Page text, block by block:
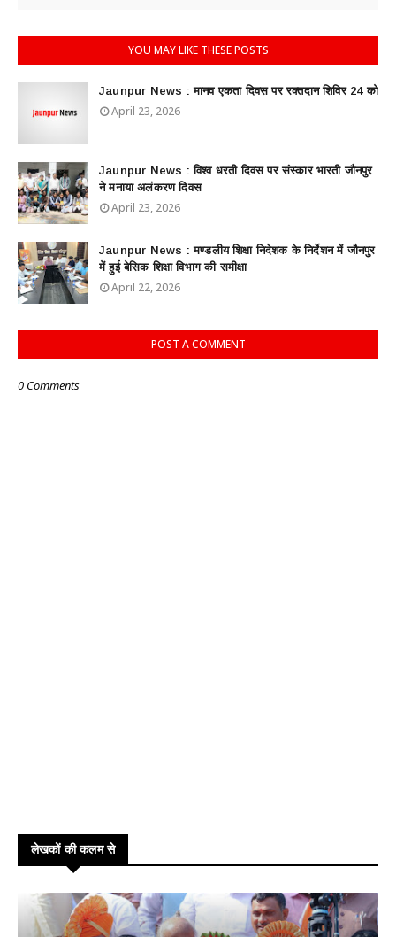
YOU MAY LIKE THESE POSTS
Jaunpur News : ​मानव एकता दिवस पर रक्तदान शिविर 24 को
April 23, 2026
Jaunpur News : विश्व धरती दिवस पर संस्कार भारती जौनपुर
ने मनाया अलंकरण दिवस
April 23, 2026
Jaunpur News : ​मण्डलीय शिक्षा निदेशक के निर्देशन में जौनपुर
में हुई बेसिक शिक्षा विभाग की समीक्षा
April 22, 2026
POST A COMMENT
0 Comments
लेखकों की कलम से